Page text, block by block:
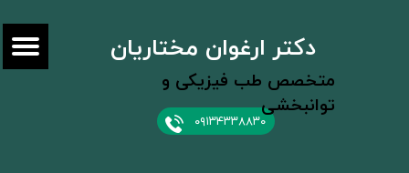
۰۹۱۳۴۳۳۸۸۳۰
دکتر ارغوان مختاریان
متخصص طب فیزیکی و
توانبخشی